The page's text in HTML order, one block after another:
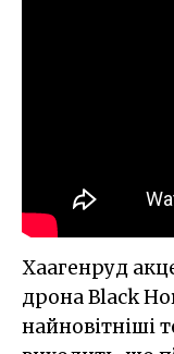
Хаагенруд
дрона Black
найновітніші